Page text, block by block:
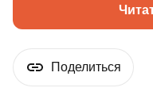
Поделиться